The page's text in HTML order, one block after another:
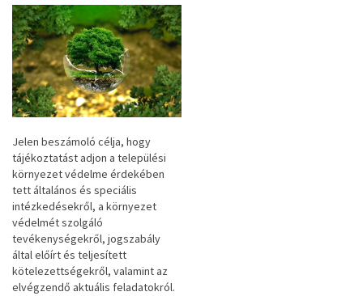
Jelen beszámoló célja, hogy
tájékoztatást adjon a települési
környezet védelme érdekében
tett általános és speciális
intézkedésekről, a környezet
védelmét szolgáló
tevékenységekről, jogszabály
általelőírt és teljesített
kötelezettségekről, valamint az
elvégzendő aktuális feladatokról.